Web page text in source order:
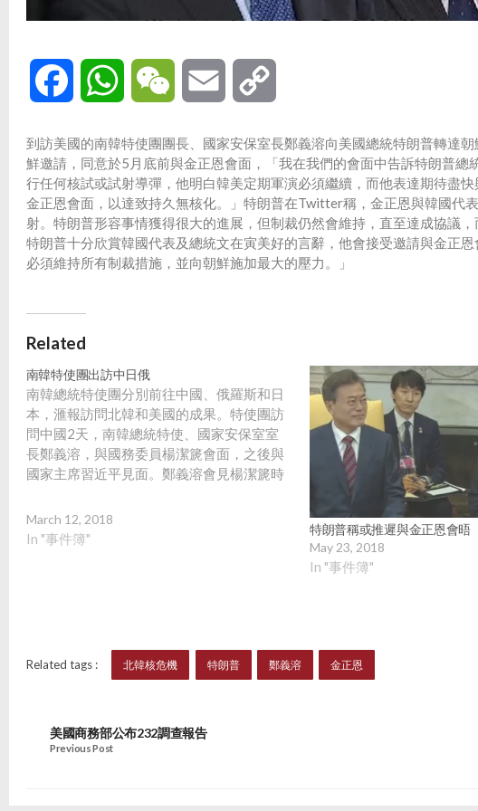
Facebook WhatsAppWeChat Email
到訪美國的南韓特使團團長、國家安保室長鄭義溶向美國總統特朗普轉達
鮮邀請，同意於5月底前與金正恩會面，「我在我們的會面中告訴特朗普
行任何核試或試射導彈，他明白韓美定期軍演必須繼續，而他表達期待盡
金正恩會面，以達致持久無核化。」特朗普在Twitter稱，金正恩與韓國代
射。特朗普形容事情獲得很大的進展，但制裁仍然會維持，直至達成協議
特朗普十分欣賞韓國代表及總統文在寅美好的言辭，他會接受邀請與金正
必須維持所有制裁措施，並向朝鮮施加最大的壓力。」
Related
南韓特使團出訪中日俄
南韓總統特使團分別前往中國、俄羅斯和日
本，滙報訪問北韓和美國的成果。特使團訪
問中國2天，南韓總統特使、國家安保室室
長鄭義溶，與國務委員楊潔篪會面，之後與
國家主席習近平見面。鄭義溶會見楊潔篪時
就能達致和平及無核化。楊潔篪表示，中方
堅持透過對話及協商，實現朝鮮半島無核
南韓政府對中韓關係的高度重視。特使團將
前往俄羅斯訪問，但俄羅斯將舉行大選，未
相安倍晉三會面。 對於美國總統特朗普接受
北韓會面邀請，美國白宮發言人3月11日表
March 12, 2018
In "事件簿"
特朗普稱或推遲與金正恩會晤
May 23, 2018
In "事件簿"
Related tags : 北韓核危機 特朗普 鄭義溶 金正恩
美國商務部公布232調查報告
Previous Post